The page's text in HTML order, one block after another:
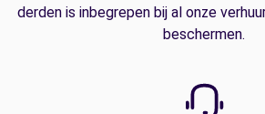
derden is inbegrepen bij al onze
beschermen.